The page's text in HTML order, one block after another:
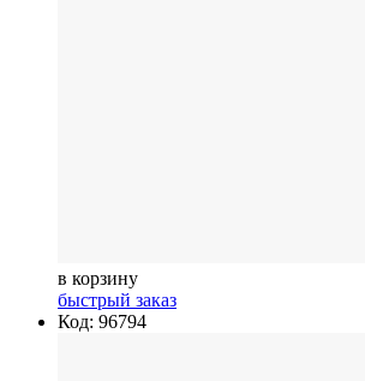
в корзину
быстрый заказ
Код: 96794